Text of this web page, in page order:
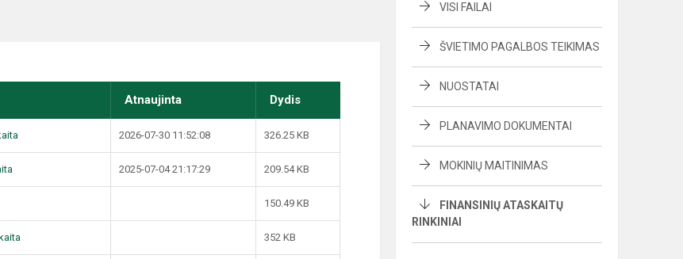
Atnaujinta Dydis
2026-07-30 11:52:08 326.25 KB
2025-07-04 21:17:29 209.54 KB
150.49 KB
352 KB
VISI FAILAI
ŠVIETIMO PAGALBOS TEIKIMAS
NUOSTATAI
PLANAVIMO DOKUMENTAI
MOKINIŲ MAITINIMAS
FINANSINIŲ ATASKAITŲ
RINKINIAI